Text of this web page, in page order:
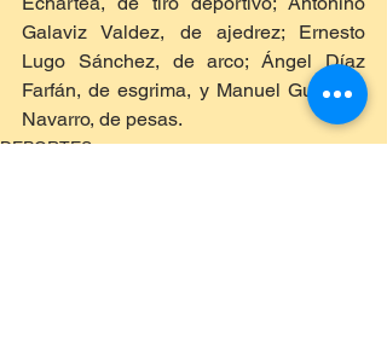
Galaviz Valdez, de ajedrez; Ernesto
Lugo Sánchez, de arco; Ángel Díaz
Farfán, de esgrima, y Manuel Gui Sing
Navarro, de pesas.
DEPORTES